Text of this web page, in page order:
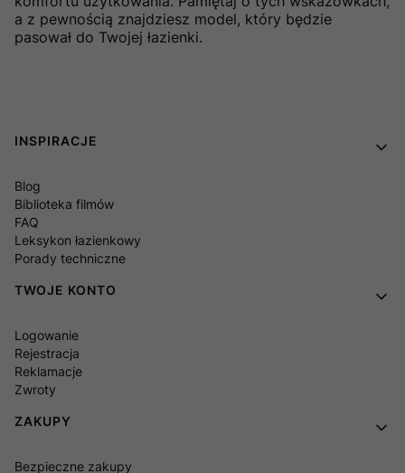
a z pewnością znajdziesz model, który będzie
pasował do Twojej łazienki.
Linki w stopce
INSPIRACJE
Blog
Biblioteka filmów
FAQ
Leksykon łazienkowy
Porady techniczne
TWOJE KONTO
Logowanie
Rejestracja
Reklamacje
Zwroty
ZAKUPY
Bezpieczne zakupy